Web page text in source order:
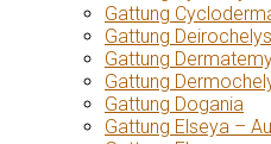
Gattung
Gattung Deirochelys
Gattung
Gattung
Gattung Dogania
Gattung Elseya –